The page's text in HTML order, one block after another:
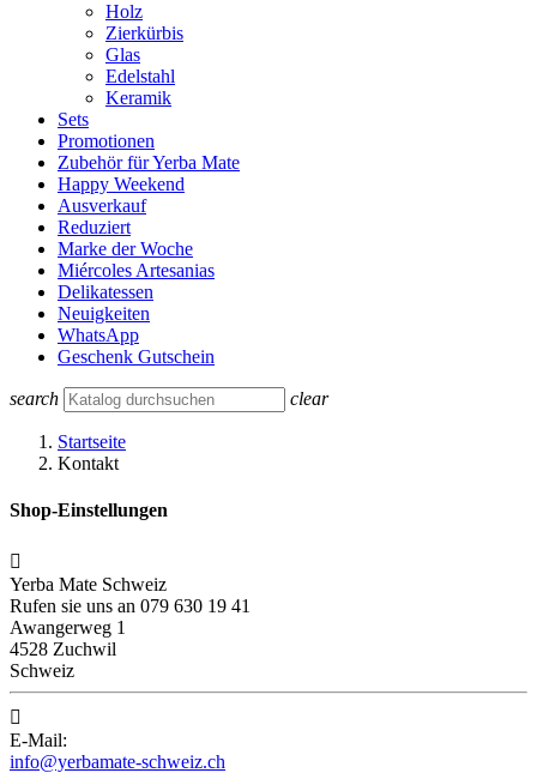
Holz
Zierkürbis
Glas
Edelstahl
Keramik
Sets
Promotionen
Zubehör für Yerba Mate
Happy Weekend
Ausverkauf
Reduziert
Marke der Woche
Miércoles Artesanias
Delikatessen
Neuigkeiten
WhatsApp
Geschenk Gutschein
search clear
Startseite
Kontakt
Shop-Einstellungen

Yerba Mate Schweiz
Rufen sie uns an 079 630 19 41
Awangerweg 1
4528 Zuchwil
Schweiz

E-Mail:
info@yerbamate-schweiz.ch